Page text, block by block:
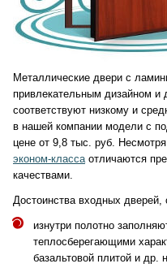
Металлические двери с
привлекательным дизайном и
соответствуют низкому и
в нашей компании модели с
цене от 9,8 тыс. руб.
эконом-классаотличаются
качествами.
Достоинства входных
изнутри полотно
теплосберегающими
базальтовой плитой и др.